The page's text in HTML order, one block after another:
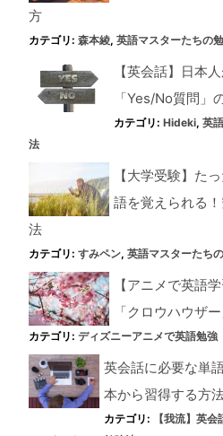
方
カテゴリ: 森本綾, 英語マスターたちの
【英会話】日本
「Yes/No質問」
カテゴリ: Hideki, 英
法
【大学受験】た
語を覚えられる
法
カテゴリ: すみペン, 英語マスターたち
【アニメで英語
「クロウハウザー
カテゴリ: ディズニーアニメで英語勉強
英会話に必要な単
本から習得する方
カテゴリ: 【我流】英